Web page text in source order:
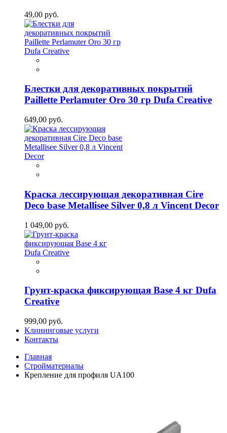
49,00 руб.
Блестки для декоративных покрытий
Paillette Perlamuter Oro 30 гр Dufa Creative
649,00 руб.
Краска лессирующая декоративная Cire
Deco base Metallisee Silver 0,8 л Vincent Decor
1 049,00 руб.
Грунт-краска фиксирующая Base 4 кг Dufa
Creative
999,00 руб.
Клининговые услуги
Контакты
Главная
Стройматериалы
Крепление для профиля UA100